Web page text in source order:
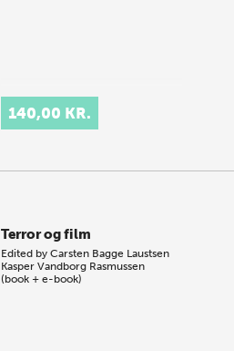
140,00 KR.
Terror og film
Edited byCarsten Bagge Laustsen
Kasper Vandborg Rasmussen
(book + e-book)